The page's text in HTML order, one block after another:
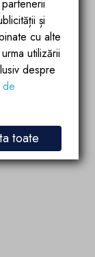
de
Account manager
si dedicat
si
și
cu alte
utilizării
despre
de
toate